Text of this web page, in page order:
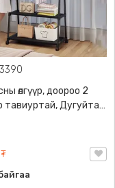
өлгүүр, доороо 2
тавиуртай, Дугуйтай
Хувцас хадгалах
159 см өндөр, 2 өнгийн